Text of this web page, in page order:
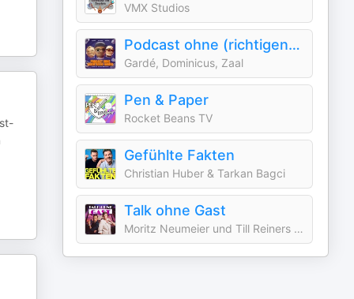
VMX Studios
Podcast ohne (richtigen) Namen
Gardé, Dominicus, Zaal
Pen & Paper
Rocket Beans TV
Gefühlte Fakten
Christian Huber & Tarkan Bagci
Talk ohne Gast
Moritz Neumeier und Till Reiners | ARD